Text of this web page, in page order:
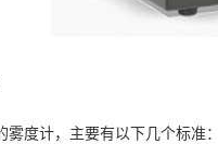
度计，主要有以下几个标准：